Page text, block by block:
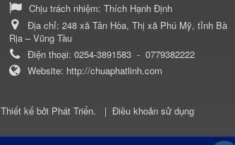
Chịu trách nhiệm: Thích Hạnh Định
Địa chỉ: 248 xã Tân Hòa, Thị xã Phú Mỹ, tỉnh Bà
Rịa – Vũng Tàu
Điện thoại: 0254-3891583 - 0779382222
Website: http://chuaphatlinh.com
Thiết kế bởi Phát Triển. | Điều khoản sử dụng